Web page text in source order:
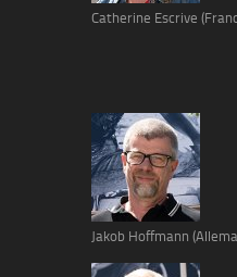
Catherine Escrive
Jakob Hoffmann